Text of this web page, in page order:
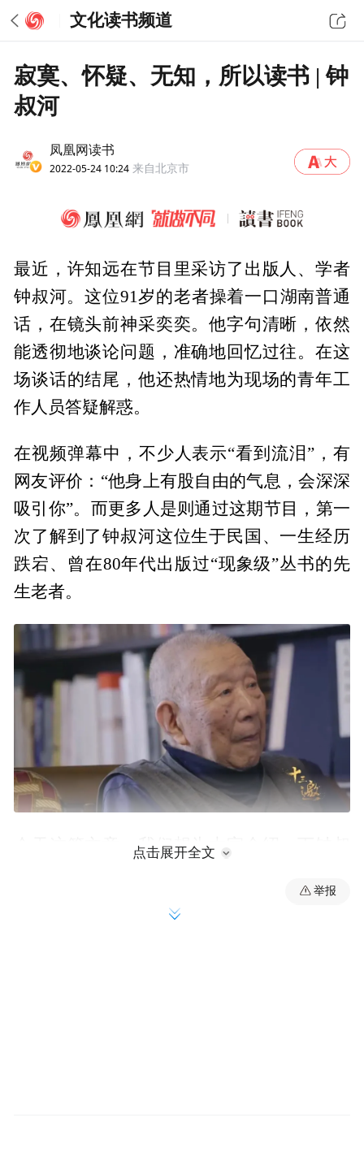
文化读书频道
寂寞、怀疑、无知，所以读书 | 钟
叔河
凤凰网读书
2022-05-24 10:24 来自北京市
最近，许知远在节目里采访了出版人、学者
钟叔河。这位91岁的老者操着一口湖南普通
话，在镜头前神采奕奕。他字句清晰，依然
能透彻地谈论问题，准确地回忆过往。在这
场谈话的结尾，他还热情地为现场的青年工
作人员答疑解惑。
在视频弹幕中，不少人表示“看到流泪”，有
网友评价：“他身上有股自由的气息，会深深
吸引你”。而更多人是则通过这期节目，第一
次了解到了钟叔河这位生于民国、一生经历
跌宕、曾在80年代出版过“现象级”丛书的先
生老者。
今天这篇文章，我们想为大家介绍一下钟叔
八十年代出版《走向世界丛书》的前后努
点击展开全文
举报